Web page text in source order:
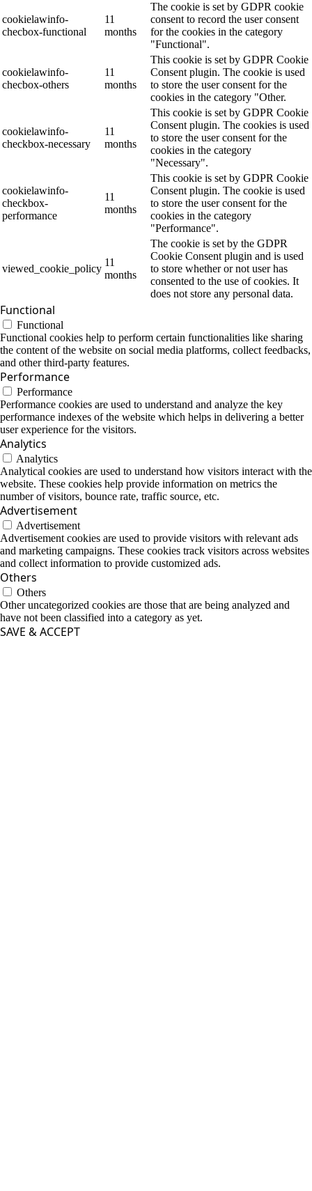
cookielawinfo-
checbox-functional
11
months
The cookie is set by GDPR cookie
consent to record the user consent
for the cookies in the category
"Functional".
cookielawinfo-
checbox-others
11
months
This cookie is set by GDPR Cookie
Consent plugin. The cookie is used
to store the user consent for the
cookies in the category "Other.
cookielawinfo-
checkbox-necessary
11
months
This cookie is set by GDPR Cookie
Consent plugin. The cookies is used
to store the user consent for the
cookies in the category
"Necessary".
cookielawinfo-
checkbox-
performance
11
months
This cookie is set by GDPR Cookie
Consent plugin. The cookie is used
to store the user consent for the
cookies in the category
"Performance".
viewed_cookie_policy
11
months
The cookie is set by the GDPR
Cookie Consent plugin and is used
to store whether or not user has
consented to the use of cookies. It
does not store any personal data.
Functional
Functional
Functional cookies help to perform certain functionalities like sharing
the content of the website on social media platforms, collect feedbacks,
and other third-party features.
Performance
Performance
Performance cookies are used to understand and analyze the key
performance indexes of the website which helps in delivering a better
user experience for the visitors.
Analytics
Analytics
Analytical cookies are used to understand how visitors interact with the
website. These cookies help provide information on metrics the
number of visitors, bounce rate, traffic source, etc.
Advertisement
Advertisement
Advertisement cookies are used to provide visitors with relevant ads
and marketing campaigns. These cookies track visitors across websites
and collect information to provide customized ads.
Others
Others
Other uncategorized cookies are those that are being analyzed and
have not been classified into a category as yet.
SAVE & ACCEPT